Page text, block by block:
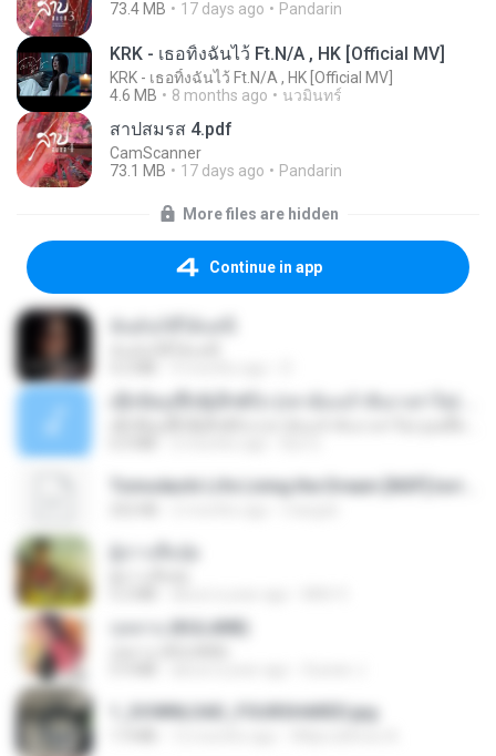
73.4 MB 17 days ago Pandarin
KRK - เธอทิ้งฉันไว้ Ft.N/A , HK [Official MV]
KRK - เธอทิ้งฉันไว้ Ft.N/A , HK [Official MV]
4.6 MB
8 months ago นวมินทร์
สาปสมรส 4.pdf
CamScanner
73.1 MB
17 days ago Pandarin
More files are hidden
Continue in app
กุหลาบ (KULARB)
1_DOWNLOAD_FOURSHARED.jpg